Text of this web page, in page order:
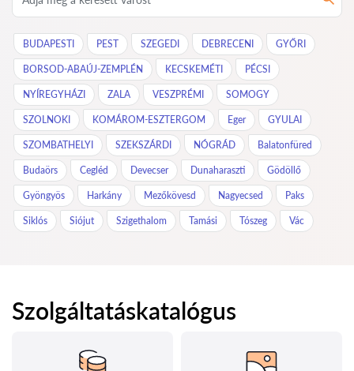
BUDAPESTI PEST SZEGEDI DEBRECENI GYŐRI
BORSOD-ABAÚJ-ZEMPLÉN KECSKEMÉTI PÉCSI
NYÍREGYHÁZI ZALA VESZPRÉMI SOMOGY
SZOLNOKI KOMÁROM-ESZTERGOM Eger GYULAI
SZOMBATHELYI SZEKSZÁRDI NÓGRÁD Balatonfüred
Budaörs Cegléd Devecser Dunaharaszti Gödöllő
Gyöngyös Harkány Mezőkövesd Nagyecsed Paks
Siklós Siójut Szigethalom Tamási Tószeg Vác
Szolgáltatáskatalógus